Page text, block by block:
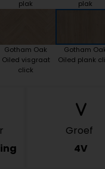
plak
plak
Gotham Oak
Oiled visgraat
click
Gotham
Oiled plank
Groef
4V